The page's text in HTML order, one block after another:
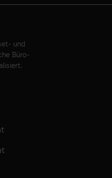
und
­Büro-